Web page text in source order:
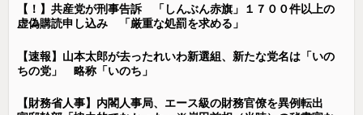
【！】共産党が刑事告訴 「しんぶん赤旗」１７００件以上の
虚偽購読申し込み 「厳重な処罰を求める」
【速報】山本太郎が去ったれいわ新選組、新たな党名は「いの
ちの党」 略称「いのち」
【財務省人事】内閣人事局、エース級の財務官僚を異例転出